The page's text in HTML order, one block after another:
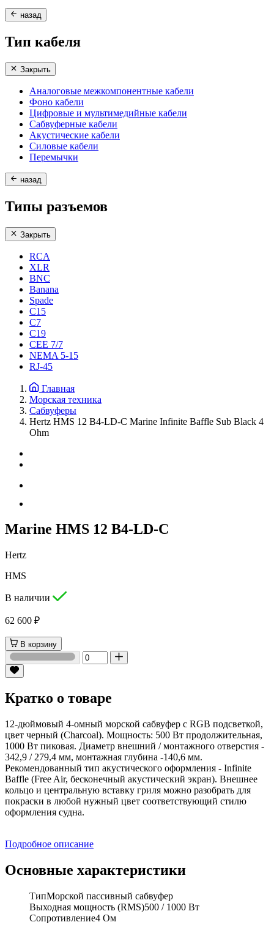
назад
Тип кабеля
Закрыть
Аналоговые межкомпонентные кабели
Фоно кабели
Цифровые и мультимедийные кабели
Сабвуферные кабели
Акустические кабели
Силовые кабели
Перемычки
назад
Типы разъемов
Закрыть
RCA
XLR
BNC
Banana
Spade
C15
С7
C19
CEE 7/7
NEMA 5-15
RJ-45
Главная
Морская техника
Сабвуферы
Hertz HMS 12 B4-LD-C Marine Infinite Baffle Sub Black 4
Ohm
Marine HMS 12 B4-LD-C
Hertz
HMS
В наличии
62 600 ₽
В корзину
Кратко о товаре
12-дюймовый 4-омный морской сабвуфер с RGB подсветкой,
цвет черный (Charcoal). Мощность: 500 Вт продолжительная,
1000 Вт пиковая. Диаметр внешний / монтажного отверстия -
342,9 / 279,4 мм, монтажная глубина -140,6 мм.
Рекомендованный тип акустического оформления - Infinite
Baffle (Free Air, бесконечный акустический экран). Внешнее
кольцо и центральную вставку гриля можно разобрать для
покраски в любой нужный цвет соответствующий стилю
оформления судна.
Подробное описание
Основные характеристики
ТипМорской пассивный сабвуфер
Выходная мощность (RMS)500 / 1000 Вт
Сопротивление4 Ом